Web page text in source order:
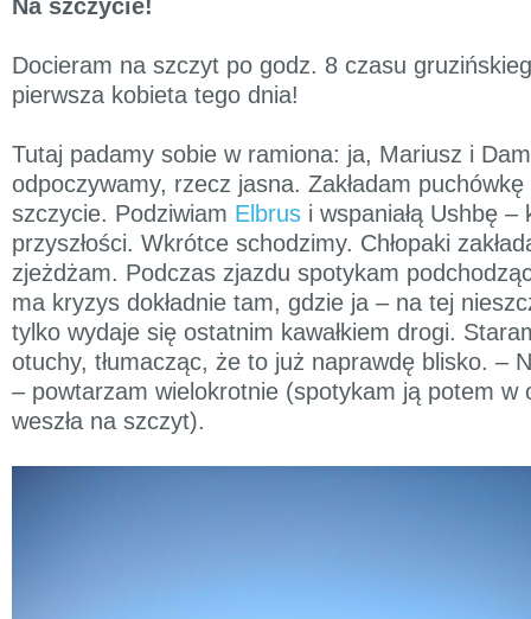
Na szczycie!
Docieram na szczyt po godz. 8 czasu
pierwsza kobieta tego dnia!
Tutaj padamy sobie w ramiona: ja, Mariusz i
odpoczywamy, rzecz jasna. Zakładam puchówkę
szczycie. Podziwiam Elbrus i wspaniałą Ushbę –
przyszłości. Wkrótce schodzimy. Chłopaki
zjeżdżam. Podczas zjazdu spotykam
ma kryzys dokładnie tam, gdzie ja – na tej
tylko wydaje się ostatnim kawałkiem drogi.
otuchy, tłumacząc, że to już naprawdę blisko. –
– powtarzam wielokrotnie (spotykam ją potem w
weszła na szczyt).